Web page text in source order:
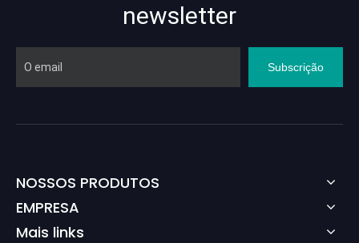
newsletter
Subscrição
NOSSOS PRODUTOS
EMPRESA
Mais links